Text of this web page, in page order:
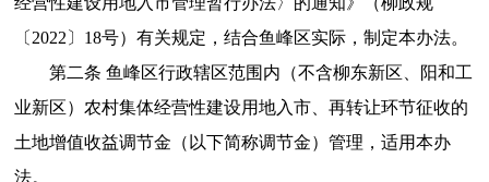
〔2022〕18号）有关规定，结合鱼峰区实际，制定本办法。
第二条 鱼峰区行政辖区范围内（不含柳东新区、阳和工
业新区）农村集体经营性建设用地入市、再转让环节征收的
土地增值收益调节金（以下简称调节金）管理，适用本办
法。